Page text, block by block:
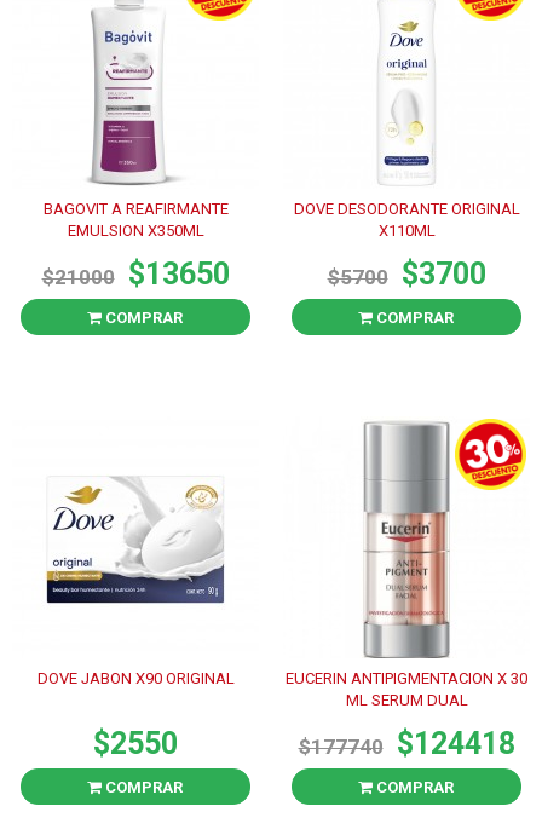
BAGOVIT A REAFIRMANTE
EMULSION X350ML
$21000 $13650
COMPRAR
DOVE DESODORANTE ORIGINAL
X110ML
$5700 $3700
COMPRAR
DOVE JABON X90 ORIGINAL
$2550
COMPRAR
EUCERIN ANTIPIGMENTACION X 30
ML SERUM DUAL
$177740 $124418
COMPRAR